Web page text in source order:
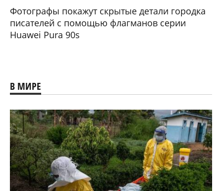
Фотографы покажут скрытые детали городка
писателей с помощью флагманов серии
Huawei Pura 90s
В МИРЕ